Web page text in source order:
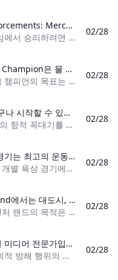
주장 강화: 용병 Claim Reinforcements: Mercenaries는 2인용 트릭 테이킹 게임인 Claim and Claim 2의 확장팩입니다. 이 확장팩에서는 함께 협력하는(그리고 서로 대항하는) 엘프와 오크, 수줍음이 많은 트롤, 영웅적인 영웅이 등장합니다!
클레임 강화 용병의 목표: 게임에서 승리하려면 3개 이상의 진영을 대부분 점령하세요. 플레이어 수: 2~4명 내용: 카드 58장 게임 유형: 트릭 테이킹 카드 게임 대
02/28
챔피언 풀 게임 변경 Change Champion은 물 속에 자주 들어가야 하기 때문에 수영을 잘하는 사람들에게 완벽한 당구 게임입니다. 플레이어는 가능한 한 많은 변경 사항을 수집하기 위해 아래로 뛰어들어야 합니다. 캐치? 플레이어는 다시 아래로 내려가기 전에 다시 올라오기 전에 한 손에 하나의 동전만 잡을 수 있습니다!
체인지 챔피언의 목표: 체인지 챔피언의 목표는 다른 플레이어보다 더 많은 변경 사항을 수집하는 것입니다. 플레이어 수: 3명 이상 재료: 느슨한 변화 게임 유형: 수영
02/28
웨이크보드 웨이크보드는 누구나 시작할 수 있는 재미있는 여름 스포츠입니다. 하지만 이 스포츠에 대해 더 자세히 알고 싶다면 규칙도 배워야 합니다!
웨이크보드의 목적: 모터보트의 항적 꼭대기를 통과하는 동안 웨이크보드에서 트릭을 수행하여 가장 많은 점수를 얻으세요. 플레이어 수: 2명 이상 재료: 웨이크보드
02/28
10종경기 스포츠 규칙 10종 경기는 최고의 운동선수들을 위한 올림픽 스포츠입니다. 이 놀라운 스포츠 이벤트의 규칙과 규정은 다음과 같습니다.
DECATHLON의 목표: 10개의 개별 육상 경기에서 가능한 가장 많은 점수를 획득하세요. 플레이어 수: 제한 없음 재료: 운동복 게임 유형: 스포츠 관객: 11+ 데
02/28
어드벤처 랜드 Adventure Land에서는 대도시, 광활한 숲, 무시무시한 산맥이 대지를 지배합니다. 가장 용감한 모험가들만이 약초와 금으로 가득 찬 시냇물을 찾기 위해 숲으로 나갑니다. 안개 생물들로 가득 찬 숲은 결국 사악하고 위험한 곳입니다. 더 많은 물건을 얻을수록 왕에게 더 많은 호의를 얻게 됩니다.
어드벤처 랜드의 목적: 어드벤처 랜드의 목적은 게임이 끝났을 때 가장 높은 승점을 얻은 플레이어가 되는 것입니다. 플레이어 수: 2~4명 재료: 게임 보드 1개, 개요
02/28
사회적 방해 행위 당신은 소셜 미디어 전문가입니까? 그렇다면 이 게임은 당신을 위한 게임이 아닙니다! 문자부터 Facebook까지 소셜 미디어를 방해할 준비를 하세요. 이 게임에는 침입에 제한이 없습니다.
사회적 파괴 행위의 목적: 사회적 방해 행위의 목적은 할당된 점수 값에 도달하는 첫 번째 플레이어가 되는 것입니다. 플레이어 수: 3명 이상 재료: 500장의 카드 놀이
02/28